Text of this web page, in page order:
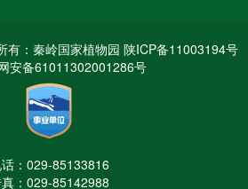
有：秦岭国家植物园 陕ICP备11003194号
安备61011302001286号
：029-85133816
：029-85142988